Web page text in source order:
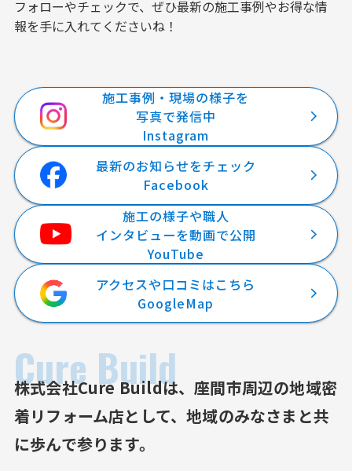
フォローやチェックで、ぜひ最新の施工事例やお得な情
報を手に入れてくださいね！
施工事例・現場の様子を
写真で発信中
Instagram
最新のお知らせをチェック
Facebook
施工の様子や職人
インタビューを動画で公開
YouTube
アクセスや口コミはこちら
GoogleMap
Cure Build
株式会社Cure Buildは、座間市周辺の地域密
着リフォーム店として、地域のみなさまと共
に歩んで参ります。